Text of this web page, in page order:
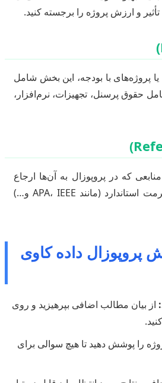
و ارزش پروژه را برجسته کنید.
پروژه‌های با بودجه، این بخش شامل
حقوق پرسنل، تجهیزات، نرم‌افزار،
که در پروپوزال به آن‌ها ارجاع
داده‌اید، با رعایت یک فرمت استاندارد (مانند APA، IEEE و…)
پروپوزال داده کاوی
از بیان مطالب اضافی بپرهیزید و روی
را پوشش دهید تا هیچ سوالی برای